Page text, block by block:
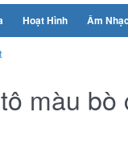
Hoạt Hình Âm Nhạc
màu bò